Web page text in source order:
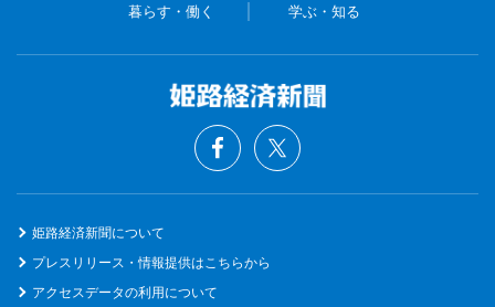
暮らす・働く 学ぶ・知る
姫路経済新聞について
プレスリリース・情報提供はこちらから
アクセスデータの利用について